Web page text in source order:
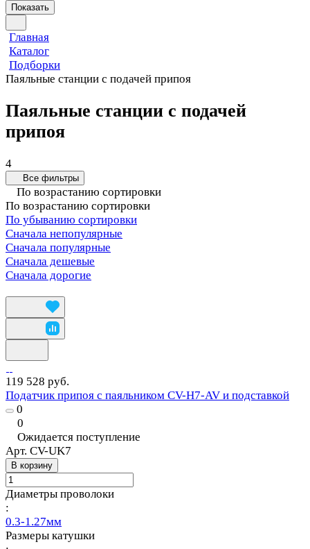
Показать
Главная
Каталог
Подборки
Паяльные станции с подачей припоя
Паяльные станции с подачей
припоя
4
Все фильтры
По возрастанию сортировки
По возрастанию сортировки
По убыванию сортировки
Сначала непопулярные
Сначала популярные
Сначала дешевые
Сначала дорогие
119 528 руб.
Податчик припоя с паяльником CV-H7-AV и подставкой
0
0
Ожидается поступление
Арт. CV-UK7
В корзину
Диаметры проволоки
:
0.3-1.27мм
Размеры катушки